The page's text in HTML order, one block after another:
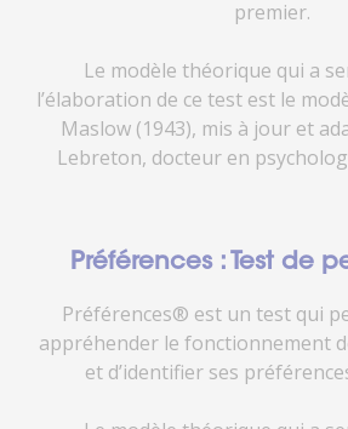
premier.
Le modèle théorique qui a
l’élaboration de ce test est le
Maslow (1943), mis à jour et
Lebreton, docteur en
Préférences : Test de
Préférences® est un test qui
appréhender le fonctionnement
et d’identifier ses